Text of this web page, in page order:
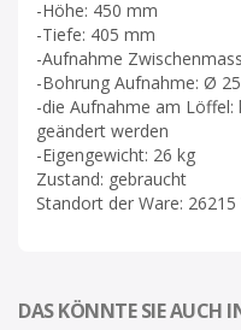
-Höhe: 450 mm
-Tiefe: 405 mm
-Aufnahme
-Bohrung Aufnahme: Ø
-die Aufnahme am Löffel:
geändert werden
-Eigengewicht: 26 kg
Zustand: gebraucht
Standort der Ware:
DAS KÖNNTE SIE AUCH